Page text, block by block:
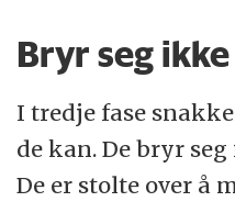
Bryr seg ikke
I tredje fase
de kan. De bryr
De er stolte over å